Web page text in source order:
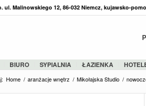
Malinowskiego 12, 86-032 Niemcz, kujawsko-
BIURO SYPIALNIA ŁAZIENKA
Home / aranżacje wnętrz / Mikołajska Studio /